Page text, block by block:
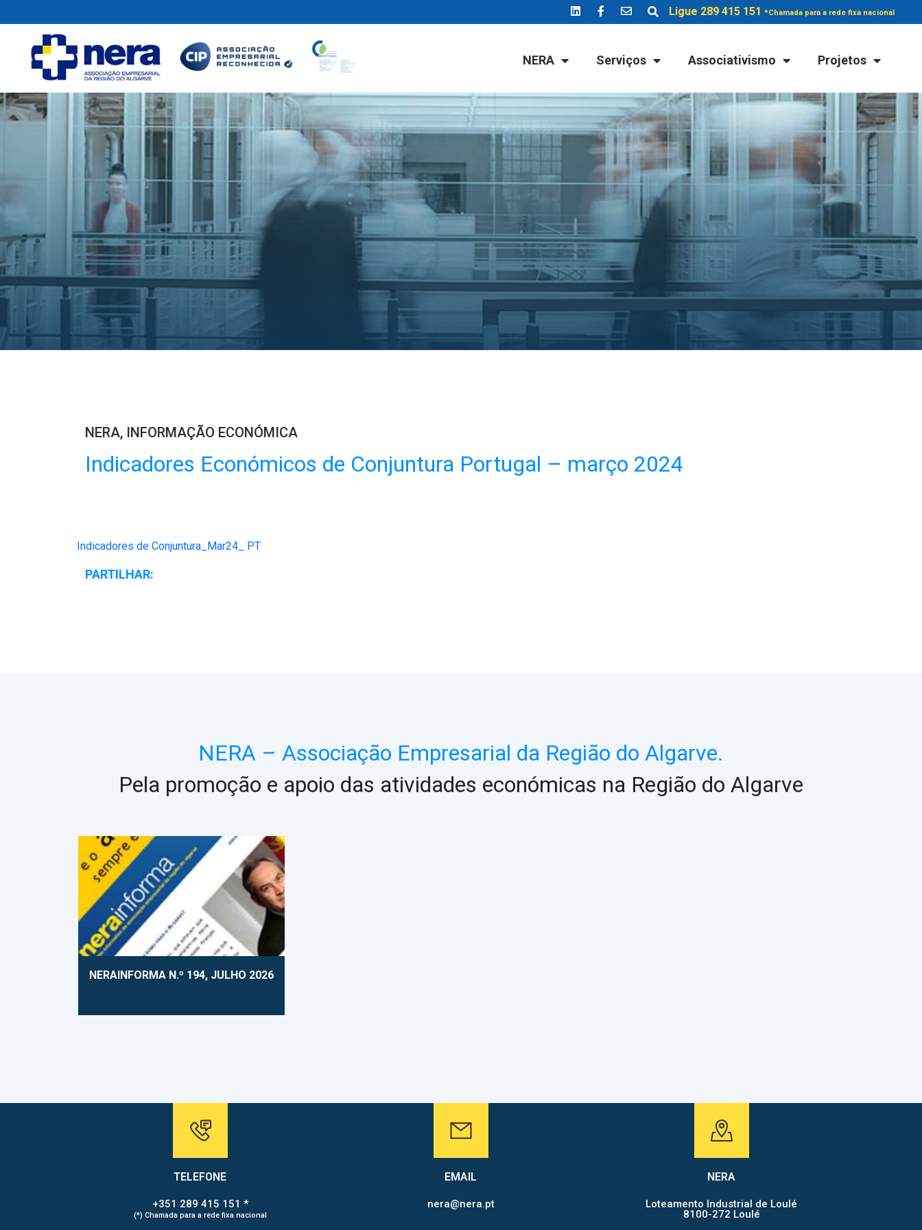
Ligue 289 415 151 *Chamada para a rede fixa nacional
NERA Serviços Associativismo Projetos
NERA, INFORMAÇÃO ECONÓMICA
Indicadores Económicos de Conjuntura Portugal – março 2024
Indicadores de Conjuntura_Mar24_ PT
PARTILHAR:
NERA – Associação Empresarial da Região do Algarve.
Pela promoção e apoio das atividades económicas na Região do Algarve
NERAINFORMA N.º 194, JULHO 2026
TELEFONE
+351 289 415 151 *
(*) Chamada para a rede fixa nacional
EMAIL
nera@nera.pt
NERA
Loteamento Industrial de Loulé
8100-272 Loulé